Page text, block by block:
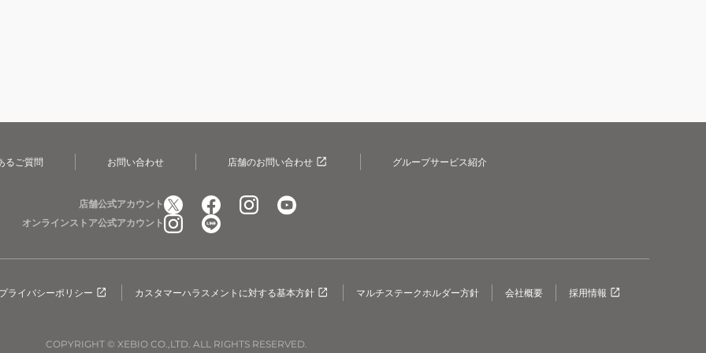
るご質問 お問い合わせ 店舗のお問い合わせ グループサービス紹介
店舗公式アカウント
オンラインストア公式アカウント
ライバシーポリシー カスタマーハラスメントに対する基本方針 マルチステークホルダー方針 会社概要 採用情報
COPYRIGHT © XEBIO CO.,LTD. ALL RIGHTS RESERVED.